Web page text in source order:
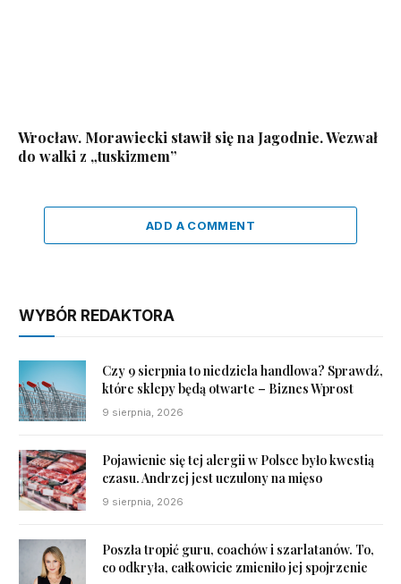
Wrocław. Morawiecki stawił się na Jagodnie. Wezwał
do walki z „tuskizmem”
ADD A COMMENT
WYBÓR REDAKTORA
Czy 9 sierpnia to niedziela handlowa? Sprawdź,
które sklepy będą otwarte – Biznes Wprost
9 sierpnia, 2026
Pojawienie się tej alergii w Polsce było kwestią
czasu. Andrzej jest uczulony na mięso
9 sierpnia, 2026
Poszła tropić guru, coachów i szarlatanów. To,
co odkryła, całkowicie zmieniło jej spojrzenie